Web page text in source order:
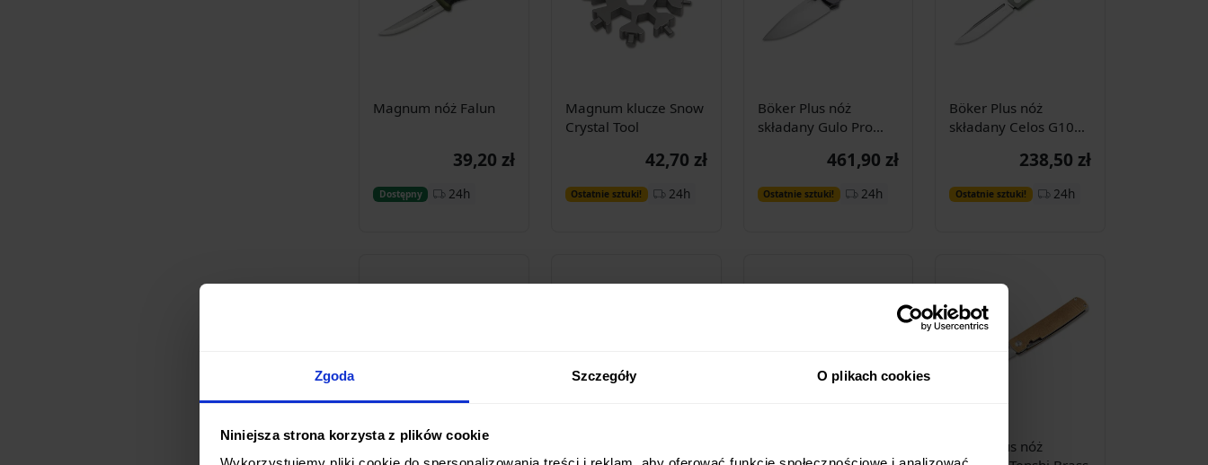
Zgoda Szczegóły O plikach cookies
Niniejsza strona korzysta z plików cookie
Magnum nóż Falun
39,20 zł
Dostępny 24h
Dodaj do
koszyka
Magnum klucze Snow
Crystal Tool
42,70 zł
Ostatnie sztuki! 24h
Dodaj do
koszyka
Böker Plus nóż
składany Gulo Pro
461,90 zł
Ostatnie sztuki! 24h
Dodaj do
koszyka
Böker Plus nóż
składany Celos G10
238,50 zł
Ostatnie sztuki! 24h
Dodaj do
koszyka
Böker Plus nóż
Böker Plus nóż